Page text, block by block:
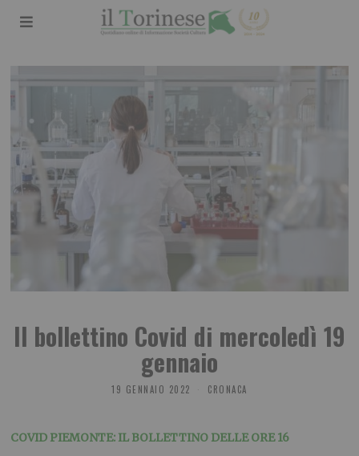
Il bollettino Covid di mercoledì 19
gennaio
19 GENNAIO 2022 CRONACA
COVID PIEMONTE: IL BOLLETTINO DELLE ORE 16